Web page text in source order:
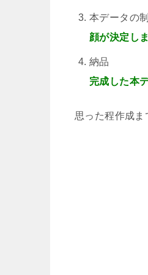
本データの
顔が決定し
納品
完成した本
思った程作成